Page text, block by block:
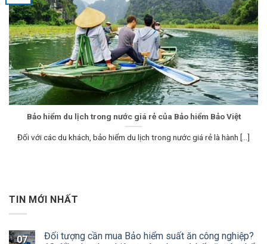
Bảo hiểm du lịch trong nước giá rẻ của Bảo hiểm Bảo Việt
Đối với các du khách, bảo hiểm du lịch trong nước giá rẻ là hành [...]
TIN MỚI NHẤT
07
Đối tượng cần mua Bảo hiểm suất ăn công nghiệp?